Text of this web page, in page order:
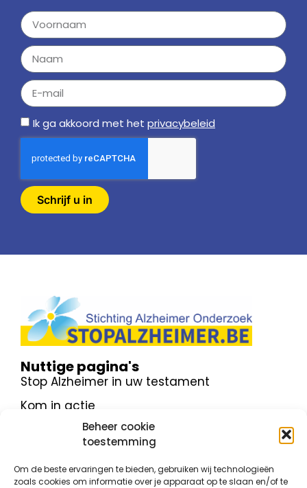
Beheer cookie
toestemming
Om de beste ervaringen te bieden, gebruiken wij technologieën
zoals cookies om informatie over je apparaat op te slaan en/of te
Ik ga akkoord met het privacybeleid
Schrijf u in
Nuttige pagina's
Stop Alzheimer in uw testament
Kom in actie
Over Alzheimer
Contact